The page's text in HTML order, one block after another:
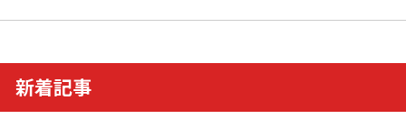
新着記事